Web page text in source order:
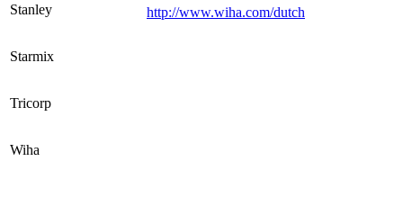
Stanley
Starmix
Tricorp
Wiha
http://www.wiha.com/dutch